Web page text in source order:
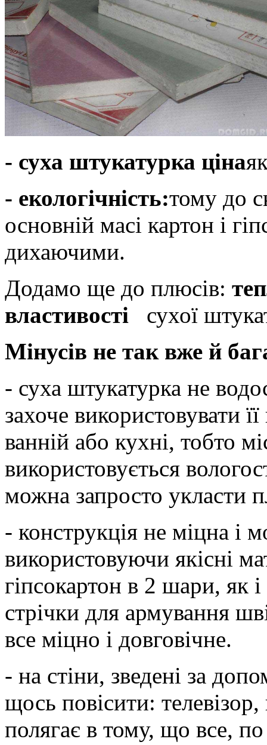
- суха штукатурка ціна
- екологічність:тому до
основній масі картон і
дихаючими.
Додамо ще до плюсів:
властивості сухої
Мінусів не так вже й
- суха штукатурка не
захоче використовувати
ванній або кухні, тобто
використовується
можна запросто укласти
- конструкція не міцна і
використовуючи якісні
гіпсокартон в 2 шари, як
стрічки для армування
все міцно і довговічне.
- на стіни, зведені за
щось повісити:
полягає в тому, що все,